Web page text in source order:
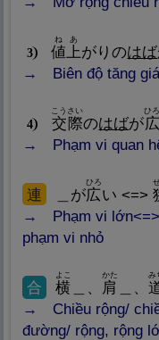
3 値
đáng
ね
上
あ
がりのはば
Biên độ tăng
4 交 際
こうさい
のはばが広
ひろ
Phạm vi quan
連
Nghĩa: Nối liền, liên tục, tiếp nối
＿が広
ひろ
い <=>
Phạm vi
phạm vi nhỏ
合 横
よこ
＿、 肩
かた
＿、
み
Chiều rộng/
đường/ rộng, rộng